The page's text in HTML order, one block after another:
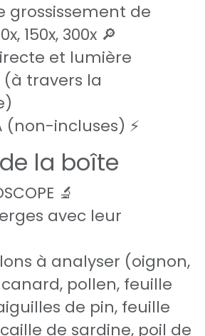
grossissement de
150x, 300x 🔎
et lumière
travers la
(non-incluses) ⚡
la boîte
🔬
avec leur
à analyser (oignon,
pollen, feuille
de pin, feuille
de sardine, poil de